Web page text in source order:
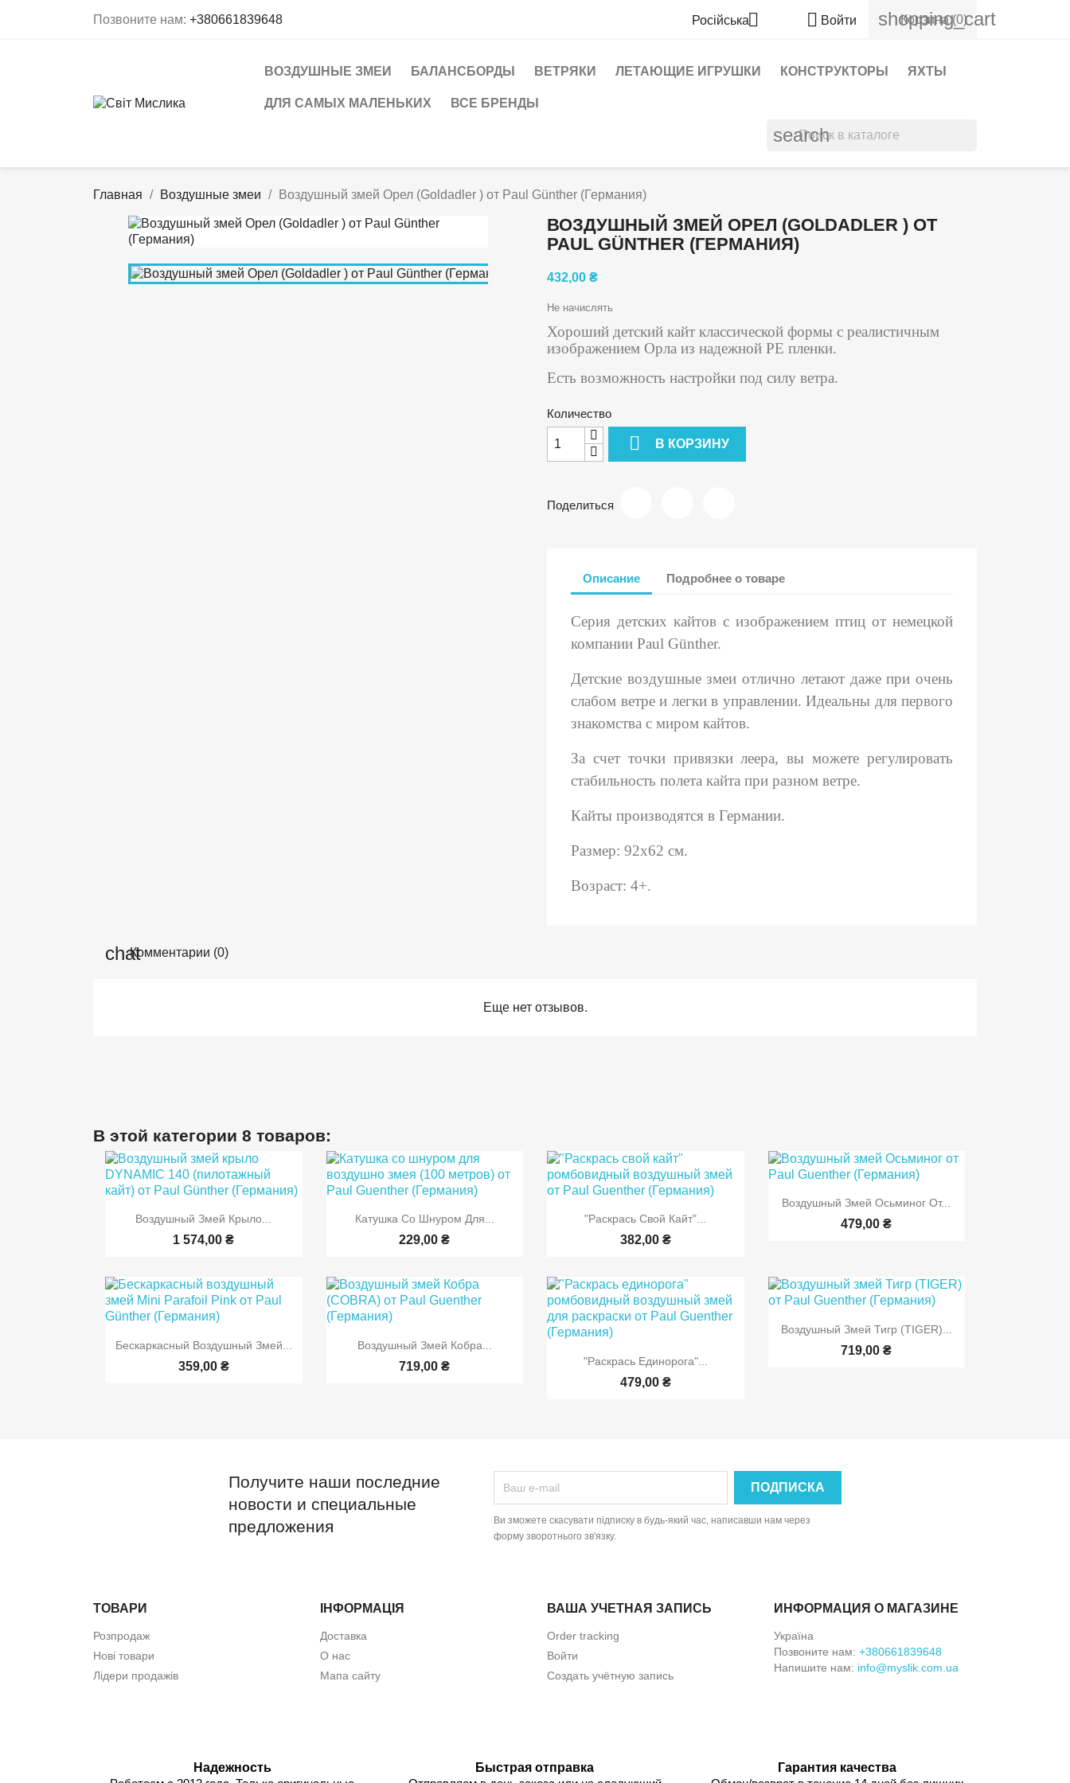
Позвоните нам: +380661839648 Російська  Войти shopping_cart
Корзина (0)
ВОЗДУШНЫЕ ЗМЕИ БАЛАНСБОРДЫ ВЕТРЯКИ ЛЕТАЮЩИЕ ИГРУШКИ КОНСТРУКТОРЫ ЯХТЫ
ДЛЯ САМЫХ МАЛЕНЬКИХ ВСЕ БРЕНДЫ
search
Главная Воздушные змеи Воздушный змей Орел (Goldadler ) от Paul Günther (Германия)
ВОЗДУШНЫЙ ЗМЕЙ ОРЕЛ (GOLDADLER ) ОТ
PAUL GÜNTHER (ГЕРМАНИЯ)
432,00 ₴
Не начислять
Хороший детский кайт классической формы с реалистичным
изображением Орла из надежной PE пленки.
Есть возможность настройки под силу ветра.
Количество
 В КОРЗИНУ
Поделиться
Описание Подробнее о товаре
Серия детских кайтов с изображением птиц от немецкой
компании Paul Günther.
Детские воздушные змеи отлично летают даже при очень
слабом ветре и легки в управлении. Идеальны для первого
знакомства с миром кайтов.
За счет точки привязки леера, вы можете регулировать
стабильность полета кайта при разном ветре.
Кайты производятся в Германии.
Размер: 92х62 см.
Возраст: 4+.
Комментарии (0)
Еще нет отзывов.
В этой категории 8 товаров:
 Быстрый просмотр
Воздушный Змей Крыло...
1 574,00 ₴
 Быстрый просмотр
Катушка Со Шнуром Для...
229,00 ₴
 Быстрый просмотр
"Раскрась Свой Кайт"...
382,00 ₴
 Быстрый просмотр
Воздушный Змей Осьминог От...
479,00 ₴
 Быстрый просмотр
Бескаркасный Воздушный Змей...
359,00 ₴
 Быстрый просмотр
Воздушный Змей Кобра...
719,00 ₴  Быстрый просмотр
"Раскрась Единорога"...
479,00 ₴
 Быстрый просмотр
Воздушный Змей Тигр (TIGER)...
719,00 ₴
Получите наши последние
новости и специальные
предложения
Ви зможете скасувати підписку в будь-який час, написавши нам через
форму зворотнього зв'язку.
ТОВАРИ
Розпродаж
Нові товари
Лідери продажів
ІНФОРМАЦІЯ
Доставка
О нас
Мапа сайту
ВАША УЧЕТНАЯ ЗАПИСЬ
Order tracking
Войти
Создать учётную запись
ИНФОРМАЦИЯ О МАГАЗИНЕ
Україна
Позвоните нам: +380661839648
Напишите нам: info@myslik.com.ua
Надежность
Быстрая отправка
Гарантия качества